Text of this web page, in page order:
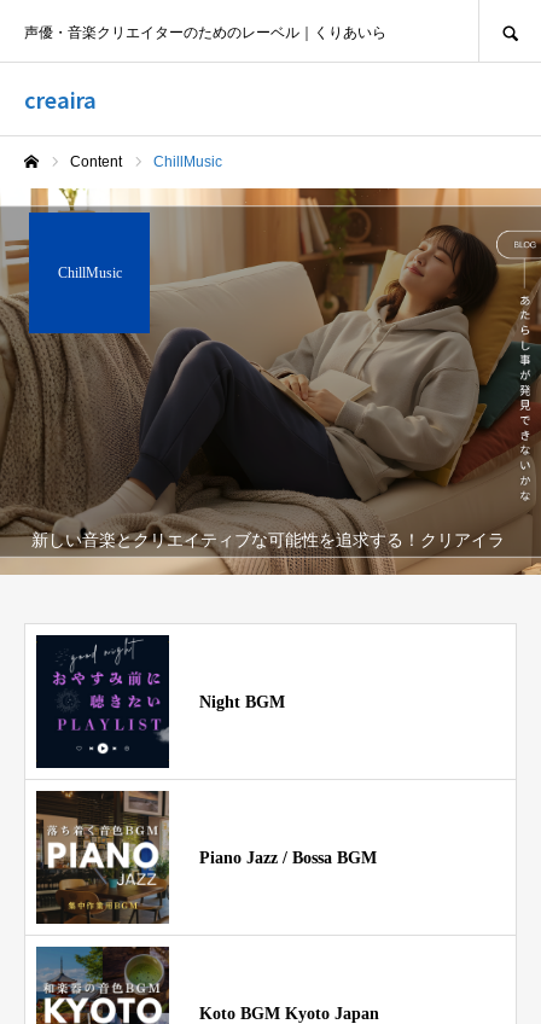
creaira
声優・音楽クリエイターのためのレーベル｜くりあいら
Content ChillMusic
ChillMusic
新しい音楽とクリエイティブな可能性を追求する！クリアイラ
Night BGM
Piano Jazz / Bossa BGM
Koto BGM Kyoto Japan